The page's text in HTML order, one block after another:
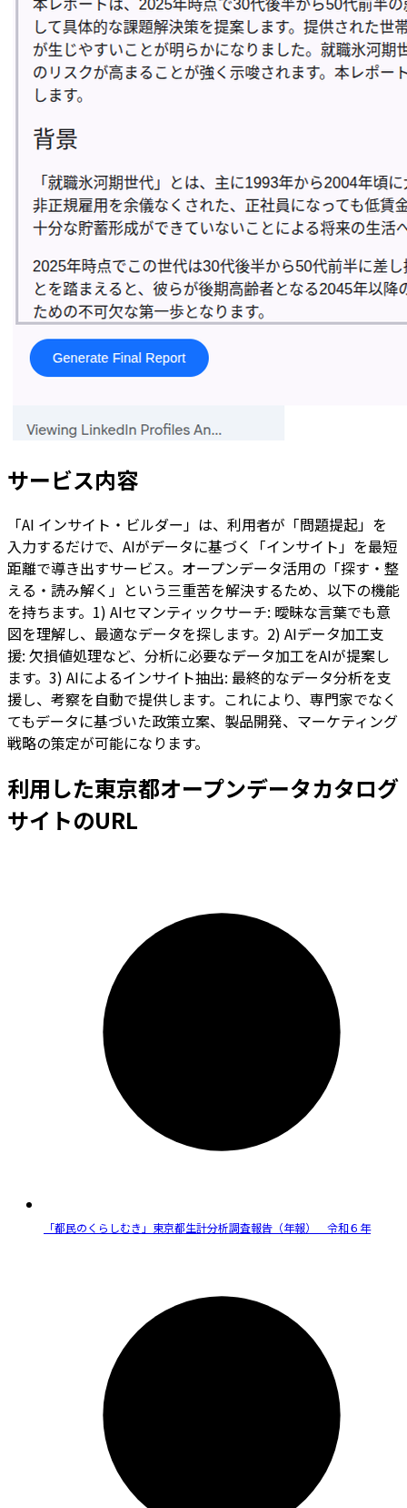
サービス内容
「AI インサイト・ビルダー」は、利用者が「問題提起」を
入力するだけで、AIがデータに基づく「インサイト」を最短
距離で導き出すサービス。オープンデータ活用の「探す・整
える・読み解く」という三重苦を解決するため、以下の機能
を持ちます。1) AIセマンティックサーチ: 曖昧な言葉でも意
図を理解し、最適なデータを探します。2) AIデータ加工支
援: 欠損値処理など、分析に必要なデータ加工をAIが提案し
ます。3) AIによるインサイト抽出: 最終的なデータ分析を支
援し、考察を自動で提供します。これにより、専門家でなく
てもデータに基づいた政策立案、製品開発、マーケティング
戦略の策定が可能になります。
利用した東京都オープンデータカタログ
サイトのURL
「都民のくらしむき」東京都生計分析調査報告（年報） 令和６年